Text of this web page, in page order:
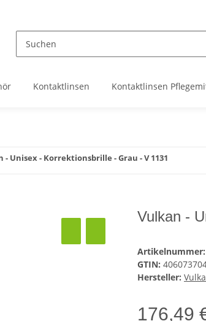
Kontaktlinsen Kontaktlinsen
- Unisex - Korrektionsbrille - Grau - V 1131
Vulkan -
Artikelnummer:
GTIN:
Hersteller:
176,49